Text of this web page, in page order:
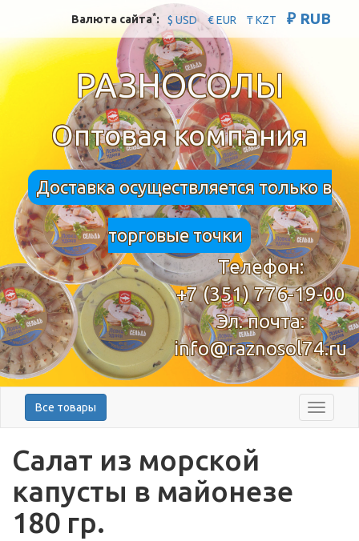
$ USD € EUR ₸ KZT ₽ RUB
Валюта сайта*:
РАЗНОСОЛЫ
Оптовая компания
Доставка осуществляется только в
торговые точки
Телефон:
+7 (351) 776-19-00
Эл. почта:
info@raznosol74.ru
Меню
Все товары
Салат из морской
капусты в майонезе
180 гр.